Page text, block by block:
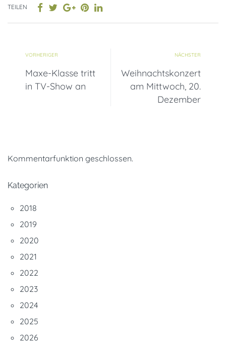
TEILEN
VORHERIGER
Maxe-Klasse tritt
in TV-Show an
NÄCHSTER
Weihnachtskonzert
am Mittwoch, 20.
Dezember
Kommentarfunktion geschlossen.
Kategorien
2018
2019
2020
2021
2022
2023
2024
2025
2026